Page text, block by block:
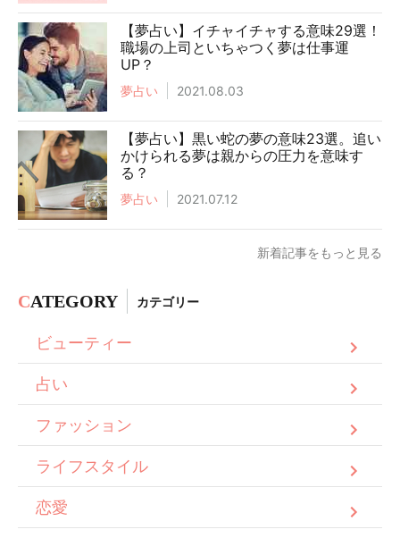
【夢占い】イチャイチャする意味29選！
職場の上司といちゃつく夢は仕事運
UP？
夢占い 2021.08.03
【夢占い】黒い蛇の夢の意味23選。追い
かけられる夢は親からの圧力を意味す
る？
夢占い 2021.07.12
新着記事をもっと見る
CATEGORY カテゴリー
ビューティー
占い
ファッション
ライフスタイル
恋愛